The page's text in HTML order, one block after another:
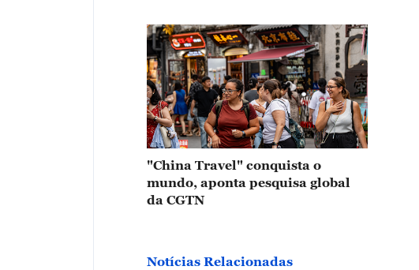
"China Travel" conquista o
mundo, aponta pesquisa global
da CGTN
Notícias Relacionadas